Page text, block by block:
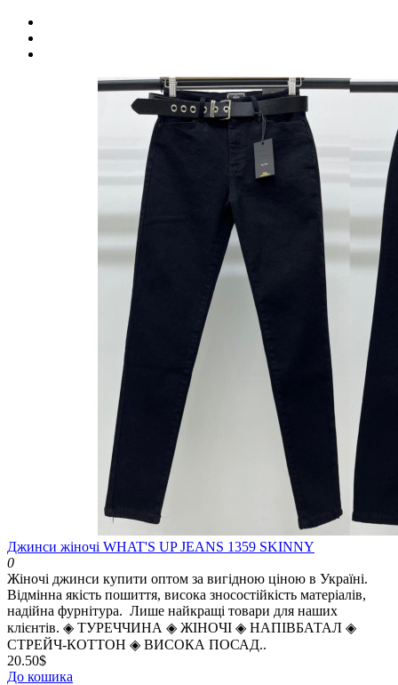
Джинси жіночі WHAT'S UP JEANS 1359 SKINNY
0
Жіночі джинси купити оптом за вигідною ціною в Україні.
Відмінна якість пошиття, висока зносостійкість матеріалів,
надійна фурнітура. Лише найкращі товари для наших
клієнтів. ◈️ ТУРЕЧЧИНА ◈️ ЖІНОЧІ ◈️ НАПІВБАТАЛ ◈️
СТРЕЙЧ-КОТТОН ◈️ ВИСОКА ПОСАД..
20.50$
До кошика